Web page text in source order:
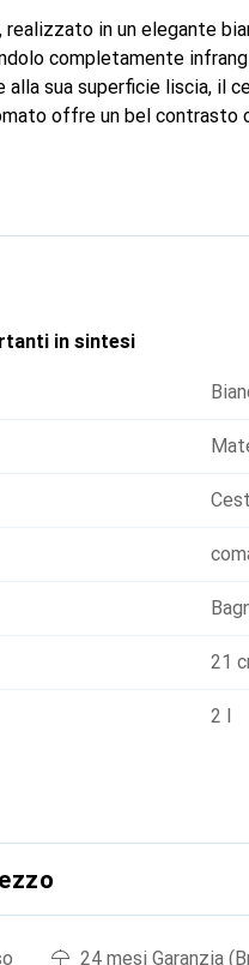
in un elegante
completamente
alla sua superficie liscia, il
offre un bel
aiutante. Sulla
per i rifiuti,
in sintesi
21
2 l
24 mesi Garanzia